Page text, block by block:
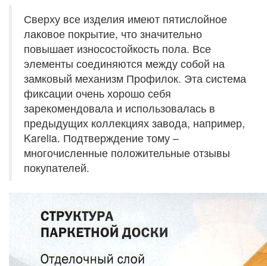
Сверху все изделия имеют пятислойное
лаковое покрытие, что значительно
повышает износостойкость пола. Все
элементы соединяются между собой на
замковый механизм Профилок. Эта система
фиксации очень хорошо себя
зарекомендовала и использовалась в
предыдущих коллекциях завода, например,
Karelia. Подтверждение тому –
многочисленные положительные отзывы
покупателей.